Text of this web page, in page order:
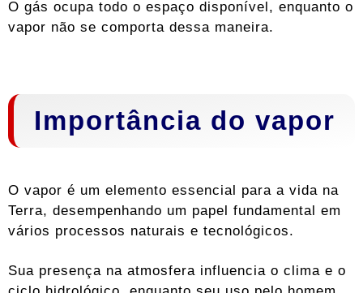
O gás ocupa todo o espaço disponível, enquanto o
vapor não se comporta dessa maneira.
Importância do vapor
O vapor é um elemento essencial para a vida na
Terra, desempenhando um papel fundamental em
vários processos naturais e tecnológicos.
Sua presença na atmosfera influencia o clima e o